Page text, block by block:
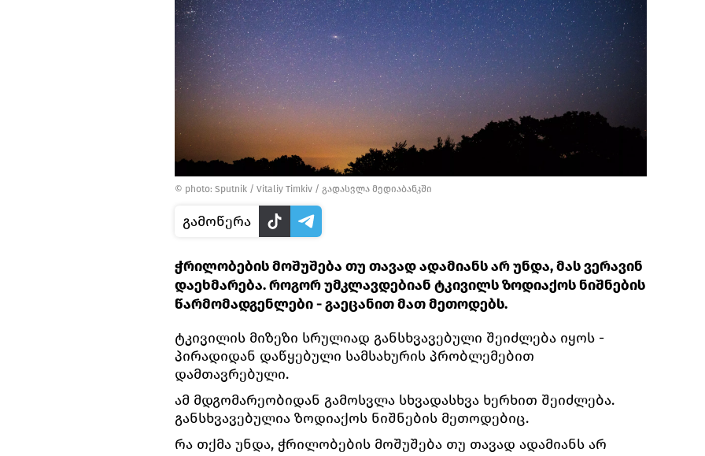
© photo: Sputnik / Vitaliy Timkiv / გადასვლა მედიაბანკში
გამოწერა
ჭრილობების მოშუშება თუ თავად ადამიანს არ უნდა, მას ვერავინ
დაეხმარება. როგორ უმკლავდებიან ტკივილს ზოდიაქოს ნიშნების
წარმომადგენლები - გაეცანით მათ მეთოდებს.
ტკივილის მიზეზი სრულიად განსხვავებული შეიძლება იყოს -
პირადიდან დაწყებული სამსახურის პრობლემებით
დამთავრებული.
ამ მდგომარეობიდან გამოსვლა სხვადასხვა ხერხით შეიძლება.
განსხვავებულია ზოდიაქოს ნიშნების მეთოდებიც.
რა თქმა უნდა, ჭრილობების მოშუშება თუ თავად ადამიანს არ